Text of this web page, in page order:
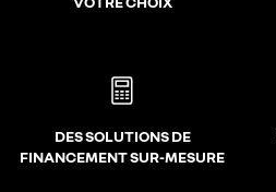
DES SOLUTIONS DE
FINANCEMENT SUR-MESURE